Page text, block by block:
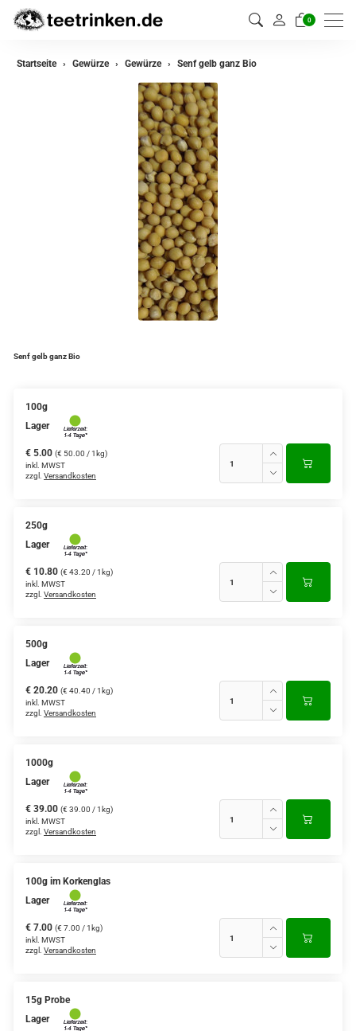
0
zurück
Startseite Gewürze Gewürze Senf gelb ganz Bio
Senf gelb ganz Bio
100g
Lager
€ 5.00 (€ 50.00 / 1kg)
inkl. MWST
zzgl. Versandkosten
250g
Lager
€ 10.80 (€ 43.20 / 1kg)
inkl. MWST
zzgl. Versandkosten
500g
Lager
€ 20.20 (€ 40.40 / 1kg)
inkl. MWST
zzgl. Versandkosten
1000g
Lager
€ 39.00 (€ 39.00 / 1kg)
inkl. MWST
zzgl. Versandkosten
100g im Korkenglas
Lager
€ 7.00 (€ 7.00 / 1kg)
inkl. MWST
zzgl. Versandkosten
15g Probe
Lager